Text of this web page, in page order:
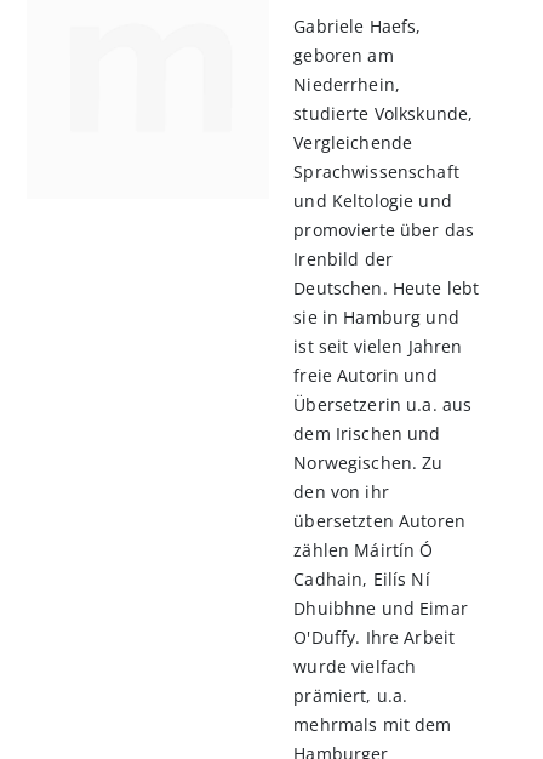
Gabriele Haefs,
geboren am
Niederrhein,
studierte Volkskunde,
Vergleichende
Sprachwissenschaft
und Keltologie und
promovierte über das
Irenbild der
Deutschen. Heute lebt
sie in Hamburg und
ist seit vielen Jahren
freie Autorin und
Übersetzerin u.a. aus
dem Irischen und
Norwegischen. Zu
den von ihr
übersetzten Autoren
zählen Máirtín Ó
Cadhain, Eilís Ní
Dhuibhne und Eimar
O'Duffy. Ihre Arbeit
wurde vielfach
prämiert, u.a.
mehrmals mit dem
Hamburger